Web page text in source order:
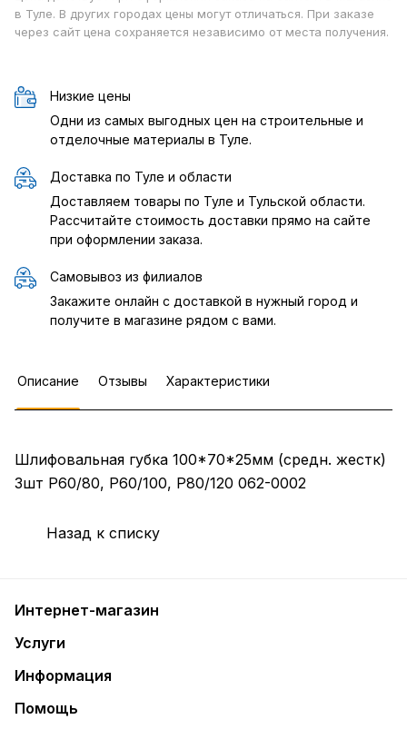
в Туле. В других городах цены могут отличаться. При заказе
через сайт цена сохраняется независимо от места получения.
Низкие цены
Одни из самых выгодных цен на строительные и
отделочные материалы в Туле.
Доставка по Туле и области
Доставляем товары по Туле и Тульской области.
Рассчитайте стоимость доставки прямо на сайте
при оформлении заказа.
Самовывоз из филиалов
Закажите онлайн с доставкой в нужный город и
получите в магазине рядом с вами.
Описание Отзывы Характеристики
Шлифовальная губка 100*70*25мм (средн. жестк)
3шт Р60/80, Р60/100, Р80/120 062-0002
Назад к списку
Интернет-магазин
Услуги
Информация
Помощь